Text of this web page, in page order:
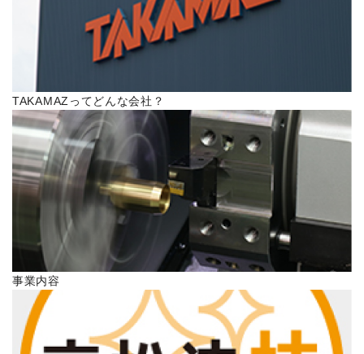
高松流技
ご利用に際して
当社のセキュリティへの取り組み
プライバシーポリシー
ENGLISH
TAKAMAZってどんな会社？
事業内容